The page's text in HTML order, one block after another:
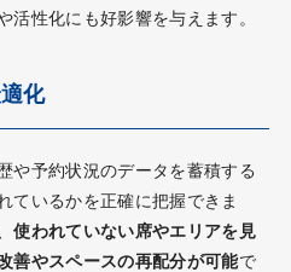
活性化にも好影響を与えます。
化
や予約状況のデータを蓄積する
ているかを正確に把握できま
使われていない席やエリアを見
善やスペースの再配分が可能で